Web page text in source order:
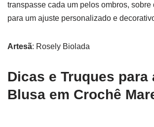
transpasse cada um pelos ombros, sobre
para um ajuste personalizado e
Artesã: Rosely Biolada
Dicas e Truques para
Blusa em Crochê